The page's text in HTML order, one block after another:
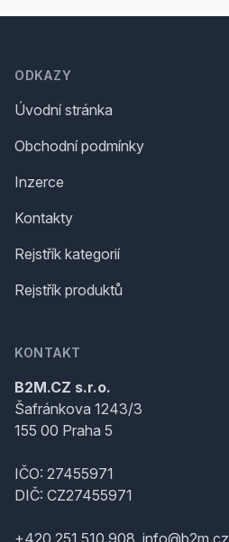
ODKAZY
Úvodní stránka
Obchodní podmínky
Inzerce
Kontakty
Rejstřík kategorií
Rejstřík produktů
KONTAKT
B2M.CZ s.r.o.
Šafránkova 1243/3
155 00 Praha 5
IČO: 27455971
DIČ: CZ27455971